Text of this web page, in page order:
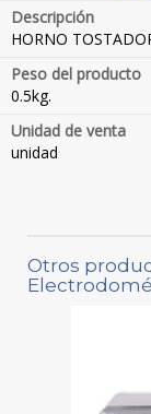
Descripción
HORNO
Peso del producto
0.5kg.
Unidad de venta
unidad
Otros